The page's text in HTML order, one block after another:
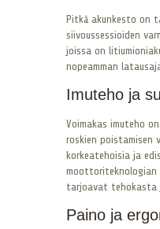
Pitkä akunkesto on
siivoussessioiden
joissa on
nopeamman
Imuteho ja
Voimakas imuteho
roskien poistamisen
korkeatehoisia ja
moottoriteknologian
tarjoavat tehokasta
Paino ja